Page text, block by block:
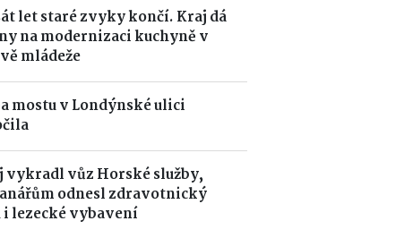
let staré zvyky končí. Kraj dá
na modernizaci kuchyně v
mládeže
mostu v Londýnské ulici
vykradl vůz Horské služby,
odnesl zdravotnický
lezecké vybavení